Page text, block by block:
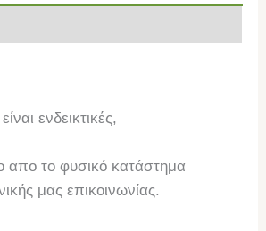
ενδεικτικές,
απο το φυσικό κατάστημα
μας επικοινωνίας.